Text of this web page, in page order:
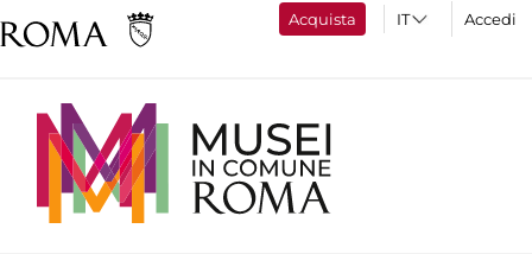
Acquista Accedi